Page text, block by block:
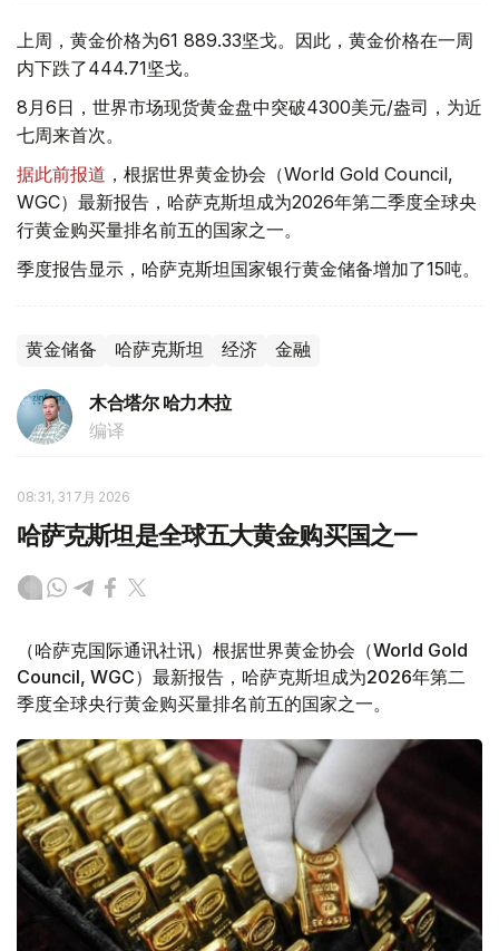
上周，黄金价格为61 889.33坚戈。因此，黄金价格在一周
内下跌了444.71坚戈。
8月6日，世界市场现货黄金盘中突破4300美元/盎司，为近
七周来首次。
据此前报道 ，根据世界黄金协会（World Gold Council,
WGC）最新报告，哈萨克斯坦成为2026年第二季度全球央
行黄金购买量排名前五的国家之一。
季度报告显示，哈萨克斯坦国家银行黄金储备增加了15吨。
黄金储备 哈萨克斯坦 经济 金融
木合塔尔 哈力木拉
编译
08:31, 31 7月 2026
哈萨克斯坦是全球五大黄金购买国之一
（哈萨克国际通讯社讯）根据世界黄金协会（World Gold
Council, WGC）最新报告，哈萨克斯坦成为2026年第二
季度全球央行黄金购买量排名前五的国家之一。